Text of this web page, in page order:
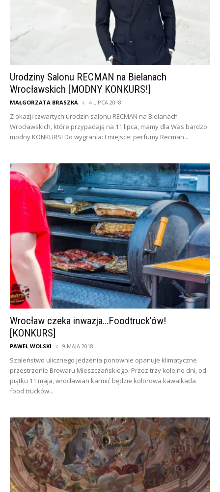
Urodziny Salonu RECMAN na Bielanach
Wrocławskich [MODNY KONKURS!]
MAŁGORZATA BRASZKA 4 LIPCA 2018
Z okazji czwartych urodzin salonu RECMAN na Bielanach
Wrocławskich, które przypadają na 11 lipca, mamy dla Was bardzo
modny KONKURS! Do wygrania: I miejsce: perfumy Recman...
Wrocław czeka inwazja…Foodtruck’ów!
[KONKURS]
PAWEŁ WOLSKI 9 MAJA 2018
Szaleństwo ulicznego jedzenia ponownie opanuje klimatyczne
przestrzenie Browaru Mieszczańskiego. Przez trzy kolejne dni, od
piątku 11 maja, wrocławian karmić będzie kolorowa kawalkada
food trucków...